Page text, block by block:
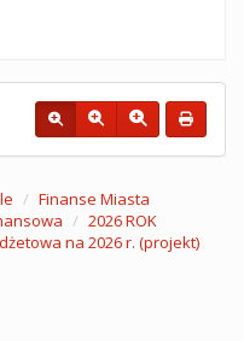
Finanse Miasta
2026 ROK
na 2026 r. (projekt)